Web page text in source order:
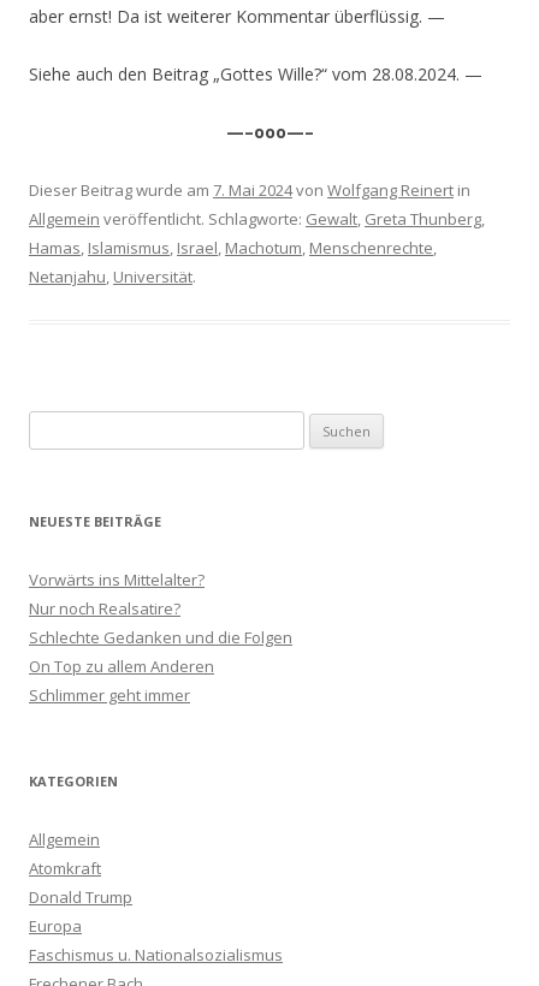
aber ernst! Da ist weiterer Kommentar überflüssig. —
Siehe auch den Beitrag „Gottes Wille?“ vom 28.08.2024. —
—–ooo—–
Dieser Beitrag wurde am 7. Mai 2024von Wolfgang Reinert in
Allgemein veröffentlicht. Schlagworte: Gewalt, Greta Thunberg,
Hamas, Islamismus, Israel, Machotum, Menschenrechte,
Netanjahu, Universität.
nach:
NEUESTE BEITRÄGE
Vorwärts ins Mittelalter?
Nur noch Realsatire?
Schlechte Gedanken und die Folgen
On Top zu allem Anderen
Schlimmer geht immer
KATEGORIEN
Allgemein
Atomkraft
Donald Trump
Europa
Faschismus u. Nationalsozialismus